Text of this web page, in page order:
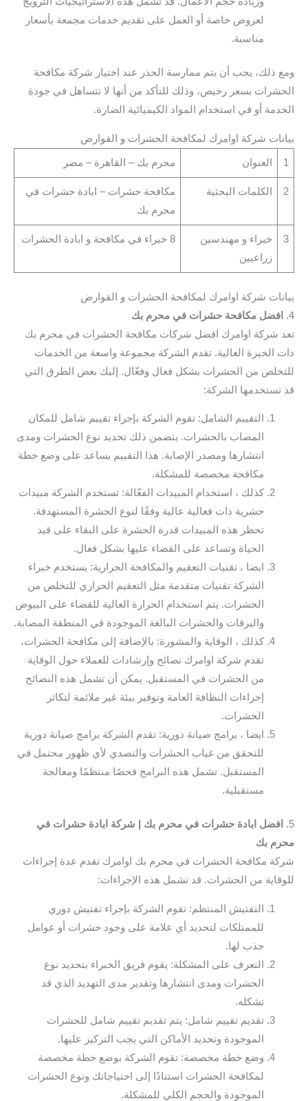
لعروض خاصة أو العمل على تقديم خدمات مجمعة بأسعار
مناسبة.
ومع ذلك، يجب أن يتم ممارسة الحذر عند اختيار شركة مكافحة
الحشرات بسعر رخيص، وذلك للتأكد من أنها لا تتساهل في جودة
الخدمة أو في استخدام المواد الكيميائية الضارة.
بيانات شركة اوامرك لمكافحة الحشرات و القوارض
1 العنوان محرم بك – القاهرة – مصر
2 الكلمات البحثية
مكافحة حشرات – ابادة حشرات في
محرم بك
3
خبراء و مهندسين
زراعيين
8 خبراء في مكافحة و ابادة الحشرات
بيانات شركة اوامرك لمكافحة الحشرات و القوارض
4.
افضل مكافحة حشرات في محرم بك
تعد شركة اوامرك افضل شركات مكافحة الحشرات في محرم بك
ذات الخبرة العالية. تقدم الشركة مجموعة واسعة من الخدمات
للتخلص من الحشرات بشكل فعال وفعّال. إليك بعض الطرق التي
قد تستخدمها الشركة:
التقييم الشامل: تقوم الشركة بإجراء تقييم شامل للمكان
المصاب بالحشرات. يتضمن ذلك تحديد نوع الحشرات ومدى
انتشارها ومصدر الإصابة. هذا التقييم يساعد على وضع خطة
مكافحة مخصصة للمشكلة.
كذلك ، استخدام المبيدات الفعّالة: تستخدم الشركة مبيدات
حشرية ذات فعالية عالية وفقًا لنوع الحشرة المستهدفة.
تحظر هذه المبيدات قدرة الحشرة على البقاء على قيد
الحياة وتساعد على القضاء عليها بشكل فعال.
ايضا ، تقنيات التعقيم والمكافحة الحرارية: يستخدم خبراء
الشركة تقنيات متقدمة مثل التعقيم الحراري للتخلص من
الحشرات. يتم استخدام الحرارة العالية للقضاء على البيوض
واليرقات والحشرات البالغة الموجودة في المنطقة المصابة.
كذلك ، الوقاية والمشورة: بالإضافة إلى مكافحة الحشرات،
تقدم شركة اوامرك نصائح وإرشادات للعملاء حول الوقاية
من الحشرات في المستقبل. يمكن أن تشمل هذه النصائح
إجراءات النظافة العامة وتوفير بيئة غير ملائمة لتكاثر
الحشرات.
ايضا ، برامج صيانة دورية: تقدم الشركة برامج صيانة دورية
للتحقق من غياب الحشرات والتصدي لأي ظهور محتمل في
المستقبل. تشمل هذه البرامج فحصًا منتظمًا ومعالجة
مستقبلية.
5.
افضل ابادة حشرات في محرم بك | شركة ابادة حشرات في
محرم بك
شركة مكافحة الحشرات في محرم بك اوامرك تقدم عدة إجراءات
للوقاية من الحشرات. قد تشمل هذه الإجراءات:
التفتيش المنتظم: تقوم الشركة بإجراء تفتيش دوري
للممتلكات لتحديد أي علامة على وجود حشرات أو عوامل
جذب لها.
التعرف على المشكلة: يقوم فريق الخبراء بتحديد نوع
الحشرات ومدى انتشارها وتقدير مدى التهديد الذي قد
تشكله.
تقديم تقييم شامل: يتم تقديم تقييم شامل للحشرات
الموجودة وتحديد الأماكن التي يجب التركيز عليها.
وضع خطة مخصصة: تقوم الشركة بوضع خطة مخصصة
لمكافحة الحشرات استنادًا إلى احتياجاتك ونوع الحشرات
الموجودة والحجم الكلي للمشكلة.